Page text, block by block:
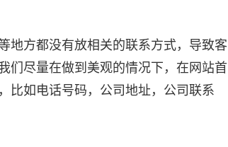
地方都没有放相关的联系方式，导致客
们尽量在做到美观的情况下，在网站首
比如电话号码，公司地址，公司联系